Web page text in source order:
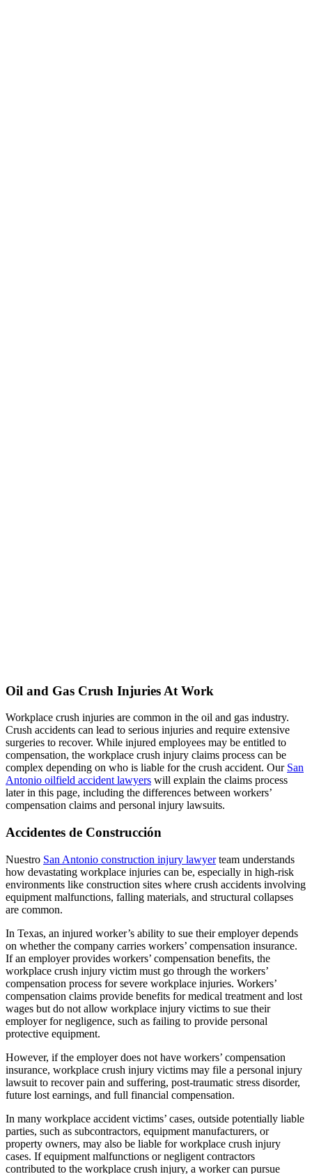
Oil and Gas Crush Injuries At Work
Workplace crush injuries are common in the oil and gas industry.
Crush accidents can lead to serious injuries and require extensive
surgeries to recover. While injured employees may be entitled to
compensation, the workplace crush injury claims process can be
complex depending on who is liable for the crush accident. Our San
Antonio oilfield accident lawyers will explain the claims process
later in this page, including the differences between workers’
compensation claims and personal injury lawsuits.
Accidentes de Construcción
Nuestro San Antonio construction injury lawyerteam understands
how devastating workplace injuries can be, especially in high-risk
environments like construction sites where crush accidents involving
equipment malfunctions, falling materials, and structural collapses
are common.
In Texas, an injured worker’s ability to sue their employer depends
on whether the company carries workers’ compensation insurance.
If an employer provides workers’ compensation benefits, the
workplace crush injury victim must go through the workers’
compensation process for severe workplace injuries. Workers’
compensation claims provide benefits for medical treatment and lost
wages but do not allow workplace injury victims to sue their
employer for negligence, such as failing to provide personal
protective equipment.
However, if the employer does not have workers’ compensation
insurance, workplace crush injury victims may file a personal injury
lawsuit to recover pain and suffering, post-traumatic stress disorder,
future lost earnings, and full financial compensation.
In many workplace accident victims’ cases, outside potentially liable
parties, such as subcontractors, equipment manufacturers, or
property owners, may also be liable for workplace crush injury
cases. If equipment malfunctions or negligent contractors
contributed to the workplace crush injury, a worker can pursue